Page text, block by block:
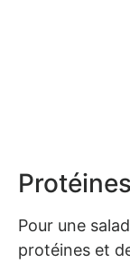
Pour une
protéines et